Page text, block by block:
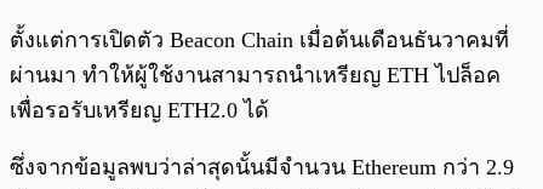
ตั้งแต่การเปิดตัว Beacon Chain เมื่อต้นเดือนธันวาคมที่
ผ่านมา ทำให้ผู้ใช้งานสามารถนำเหรียญ ETH ไปล็อค
เพื่อรอรับเหรียญ ETH2.0 ได้
ซึ่งจากข้อมูลพบว่าล่าสุดนั้นมีจำนวน Ethereum กว่า 2.9